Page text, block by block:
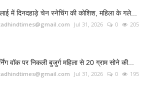
में दिनदहाड़े चेन स्नेचिंग की कोशिश, महिला के गले...
Jul 31, 2026 0 205
वॉक पर निकली बुजुर्ग महिला से 20 ग्राम सोने की...
Jul 31, 2026 0 195